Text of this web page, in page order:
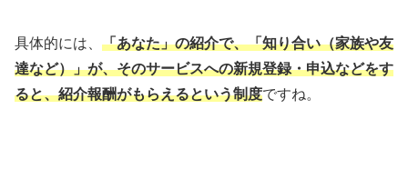
具体的には、 「あなた」の紹介で、「知り合い（家族や友
達など）」が、そのサービスへの新規登録・申込などをす
ると、紹介報酬がもらえるという制度ですね。